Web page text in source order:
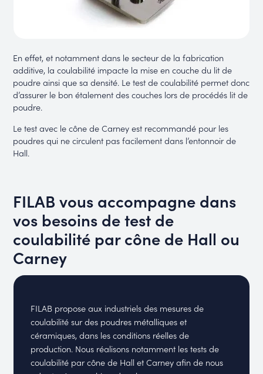
En effet, et notamment dans le secteur de la fabrication
additive, la coulabilité impacte la mise en couche du lit de
poudre ainsi que sa densité. Le test de coulabilité permet donc
d’assurer le bon étalement des couches lors de procédés lit de
poudre.
Le test avec le cône de Carney est recommandé pour les
poudres qui ne circulent pas facilement dans l’entonnoir de
Hall.
FILAB vous accompagne dans
vos besoins de test de
coulabilité par cône de Hall ou
Carney
FILAB propose aux industriels des mesures de
coulabilité sur des poudres métalliques et
céramiques, dans les conditions réelles de
production. Nous réalisons notamment les tests de
coulabilité par cône de Hall et Carney afin de nous